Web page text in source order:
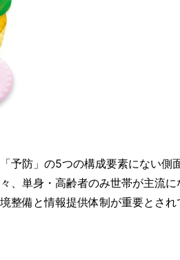
予防」の5つの構成要素にない側
、単身・高齢者のみ世帯が主流に
整備と情報提供体制が重要とされ